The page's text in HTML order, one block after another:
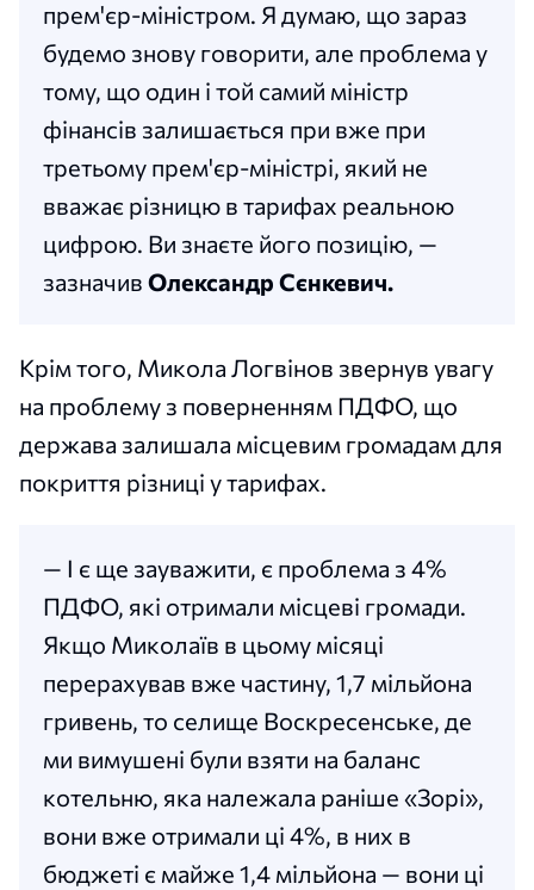
прем'єр-міністром. Я думаю, що зараз
будемо знову говорити, але проблема у
тому, що один і той самий міністр
фінансів залишається при вже при
третьому прем'єр-міністрі, який не
вважає різницю в тарифах реальною
цифрою. Ви знаєте його позицію, —
зазначив Олександр Сєнкевич.
Крім того, Микола Логвінов звернув увагу
на проблему з поверненням ПДФО, що
держава залишала місцевим громадам для
покриття різниці у тарифах.
— І є ще зауважити, є проблема з 4%
ПДФО, які отримали місцеві громади.
Якщо Миколаїв в цьому місяці
перерахував вже частину, 1,7 мільйона
гривень, то селище Воскресенське, де
ми вимушені були взяти на баланс
котельню, яка належала раніше «Зорі»,
вони вже отримали ці 4%, в них в
бюджеті є майже 1,4 мільйона — вони ці